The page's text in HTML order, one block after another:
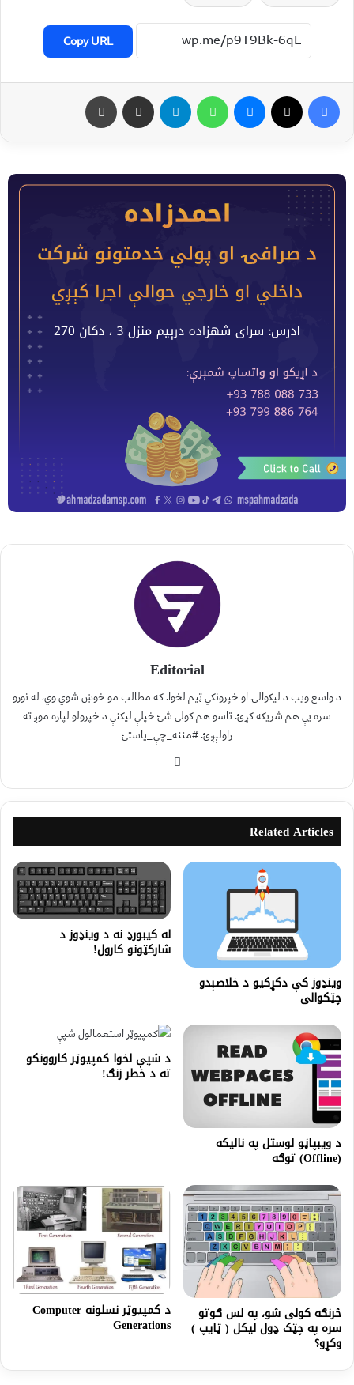
Copy URL
Editorial
د واسع ویب د لیکوالۍ او خپرونکي ټیم لخوا. که مطالب مو خوښ شوي وي، له نورو
سره یې هم شریکه کړئ. تاسو هم کولی شئ خپلې لیکنې د خپرولو لپاره موږ ته
راولېږئ. #مننه_چې_یاستئ
Related Articles
وینډوز کې دکړکیو د خلاصېدو
چټکوالی
له کیبورډ نه د وینډوز د
شارکټونو کارول!
د ویبپاڼو لوستل په نالیکه
(Offline) توګه
د شپې لخوا کمپیوټر کاروونکو
ته د خطر زنګ!
څرنګه کولی شو، په لس ګوتو
سره په چټک ډول ليکل ( ټايپ )
وکړو؟
د کمپیوټر نسلونه Computer
Generations